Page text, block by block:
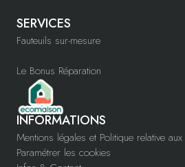
SERVICES
Fauteuils sur-mesure
Le Bonus Réparation
INFORMATIONS
Mentions légales et Politique relative
Paramétrer les cookies